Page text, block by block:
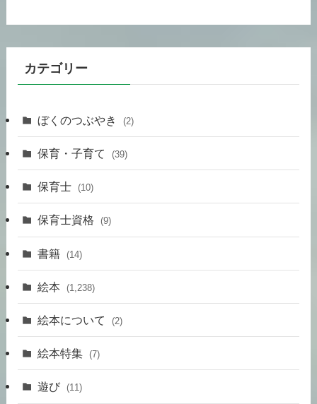
カテゴリー
ぼくのつぶやき (2)
保育・子育て (39)
保育士 (10)
保育士資格 (9)
書籍 (14)
絵本 (1,238)
絵本について (2)
絵本特集 (7)
遊び (11)